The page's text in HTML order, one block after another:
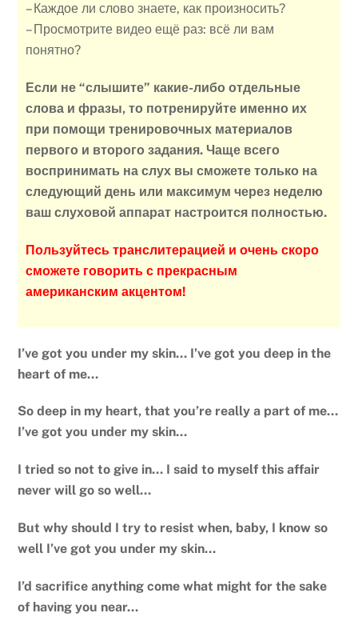
– Каждое ли слово знаете, как произносить?
– Просмотрите видео ещё раз: всё ли вам
понятно?
Если не “слышите” какие-либо отдельные
слова и фразы, то потренируйте именно их
при помощи тренировочных материалов
первого и второго задания. Чаще всего
воспринимать на слух вы сможете только на
следующий день или максимум через неделю
ваш слуховой аппарат настроится полностью.
Пользуйтесь транслитерацией и очень скоро
сможете говорить с прекрасным
американским акцентом!
I’ve got you under my skin… I’ve got you deep in the
heart of me…
So deep in my heart, that you’re really a part of me…
I’ve got you under my skin…
I tried so not to give in… I said to myself this affair
never will go so well…
But why should I try to resist when, baby, I know so
well I’ve got you under my skin…
I’d sacrifice anything come what might for the sake
of having you near…